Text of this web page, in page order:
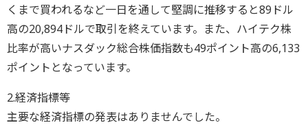
くまで買われるなど一日を通して堅調に推移すると89ドル
高の20,894ドルで取引を終えています。また、ハイテク株
比率が高いナスダック総合株価指数も49ポイント高の6,133
ポイントとなっています。
2.経済指標等
主要な経済指標の発表はありませんでした。